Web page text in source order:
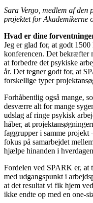
Sara Vergo, medlem af den
projektet for
Hvad er dine
Jeg er glad for, at godt
konferencen. Det bekræfter
at forbedre det psykiske
år. Det tegner godt for, at
forskellige typer
Forhåbentlig også mange,
desværre alt for mange
udslag af ringe psykisk
håber, at
faggrupper i samme projekt
fokus på samarbejdet
hjælpe hinanden i
Fordelen ved SPARK er,
med udgangspunkt i
at det resultat vi fik hjem
ikke endte op med en one-